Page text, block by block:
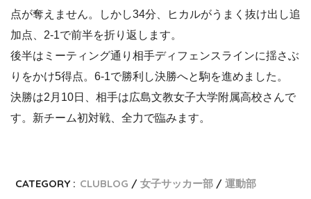
点が奪えません。しかし34分、ヒカルがうまく抜け出し追
加点、2-1で前半を折り返します。
後半はミーティング通り相手ディフェンスラインに揺さぶ
りをかけ5得点。6-1で勝利し決勝へと駒を進めました。
決勝は2月10日、相手は広島文教女子大学附属高校さんで
す。新チーム初対戦、全力で臨みます。
CATEGORY : CLUBLOG 女子サッカー部 運動部